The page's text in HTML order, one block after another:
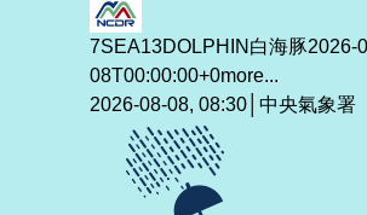
7SEA13DOLPHIN白海豚2026-
08T00:00:00+0more...
2026-08-08, 08:30│中央氣象署